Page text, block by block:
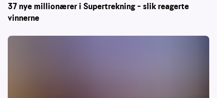
37 nye millionærer i Supertrekning – slik reagerte
vinnerne